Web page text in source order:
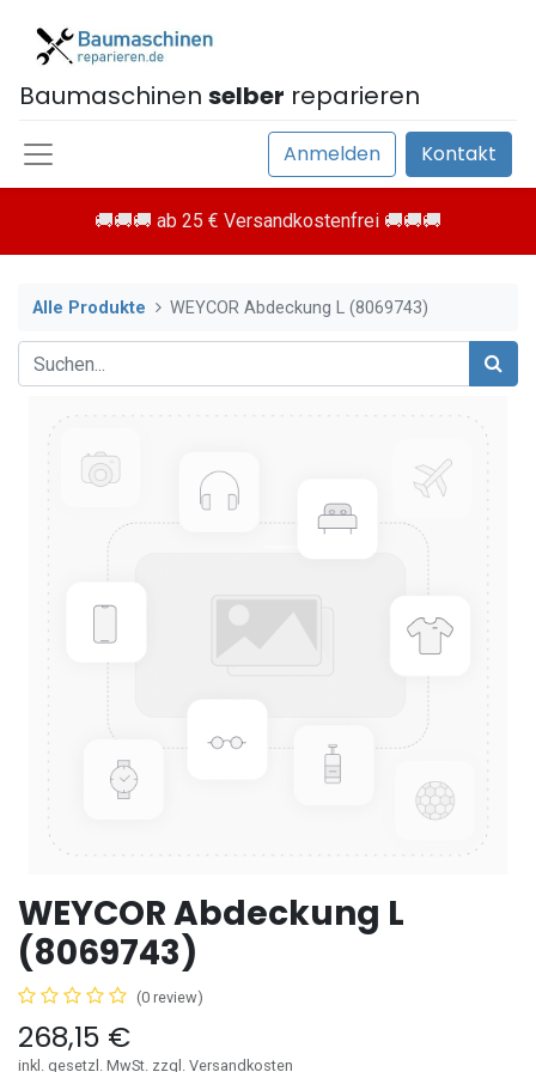
Baumaschinen selber reparieren
Anmelden Kontakt
🚚🚚🚚 ab 25 € Versandkostenfrei 🚚🚚🚚
Alle Produkte WEYCOR Abdeckung L (8069743)
WEYCOR Abdeckung L
(8069743)
(0 review)
268,15 €
inkl. gesetzl. MwSt. zzgl. Versandkosten